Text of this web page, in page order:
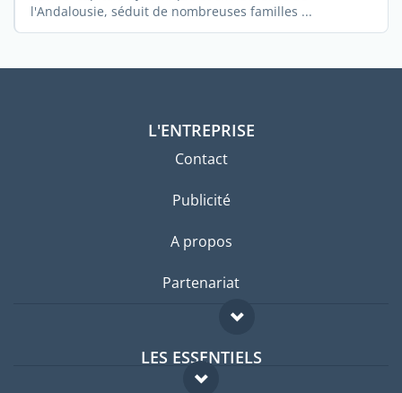
l'Andalousie, séduit de nombreuses familles ...
L'ENTREPRISE
Contact
Publicité
A propos
Partenariat
LES ESSENTIELS
Forum expatriés